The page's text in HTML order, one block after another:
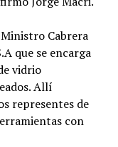
Cabrera
que se encarga
vidrio
Allí
representes de
con